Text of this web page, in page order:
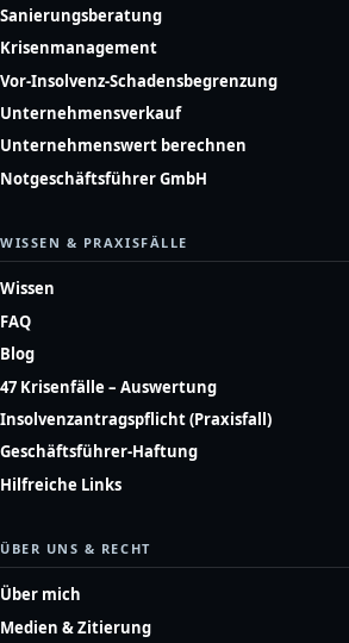
Sanierungsberatung
Krisenmanagement
Vor-Insolvenz-Schadensbegrenzung
Unternehmensverkauf
Unternehmenswert berechnen
Notgeschäftsführer GmbH
WISSEN & PRAXISFÄLLE
Wissen
FAQ
Blog
47 Krisenfälle – Auswertung
Insolvenzantragspflicht (Praxisfall)
Geschäftsführer-Haftung
Hilfreiche Links
ÜBER UNS & RECHT
Über mich
Medien & Zitierung